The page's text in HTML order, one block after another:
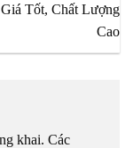
Tốt, Chất Lượng
Cao
khai. Các